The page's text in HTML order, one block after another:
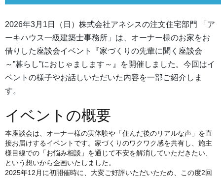
2026年3月1日（日）株式会社アネシスの注文住宅部門 「ア
ーキハウス一級建築士事務所」は、オーナー様のお家をお
借りした座談会イベント『家づくりの先輩に聞く座談会
～”暮らし”におじゃまします～』を開催しました。今回はイ
ベントの様子やお話しいただいた内容を一部ご紹介しま
す。
イベントの概要
本座談会は、オーナー様の実体験や「住んだ後のリアルな声」を直
接お届けするイベントです。家づくりのワクワク感を共有し、施主
様目線での「お悩み相談」を通じて不安を解消していただきたい、
という想いから企画いたしました。
2025年12月に初開催時に、大変ご好評いただいたため、この度2回